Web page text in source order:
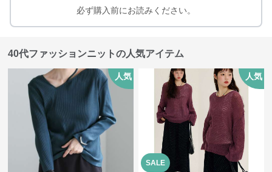
必ず購入前にお読みください。
40代ファッションニットの人気アイテム
人気
SALE
人気